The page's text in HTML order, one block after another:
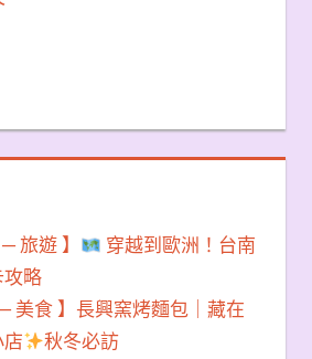
旅遊 】
穿越到歐洲！台南
略
─ 美食 】長興窯烤麵包｜藏在
秋冬必訪